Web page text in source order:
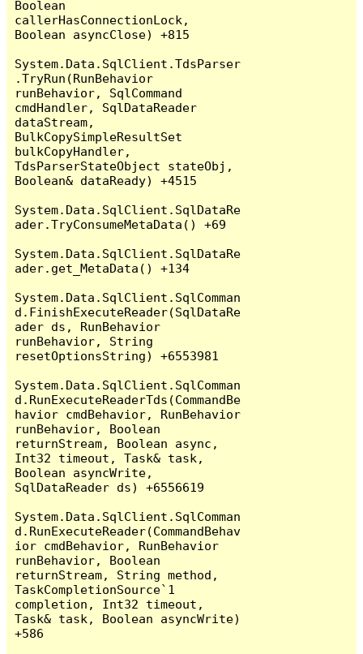
Boolean
callerHasConnectionLock,
Boolean asyncClose) +815
System.Data.SqlClient.TdsParser
.TryRun(RunBehavior
runBehavior, SqlCommand
cmdHandler, SqlDataReader
dataStream,
BulkCopySimpleResultSet
bulkCopyHandler,
TdsParserStateObject stateObj,
Boolean& dataReady) +4515
System.Data.SqlClient.SqlDataRe
ader.TryConsumeMetaData() +69
System.Data.SqlClient.SqlDataRe
ader.get_MetaData() +134
System.Data.SqlClient.SqlComman
d.FinishExecuteReader(SqlDataRe
ader ds, RunBehavior
runBehavior, String
resetOptionsString) +6553981
System.Data.SqlClient.SqlComman
d.RunExecuteReaderTds(CommandBe
havior cmdBehavior, RunBehavior
runBehavior, Boolean
returnStream, Boolean async,
Int32 timeout, Task& task,
Boolean asyncWrite,
SqlDataReader ds) +6556619
System.Data.SqlClient.SqlComman
d.RunExecuteReader(CommandBehav
ior cmdBehavior, RunBehavior
runBehavior, Boolean
returnStream, String method,
TaskCompletionSource`1
completion, Int32 timeout,
Task& task, Boolean asyncWrite)
+586